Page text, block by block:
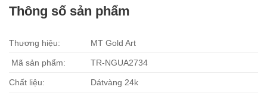
Thông số sản phẩm
Thương hiệu: MT Gold Art
Mã sản phẩm: TR-NGUA2734
Chất liệu: Dátvàng 24k